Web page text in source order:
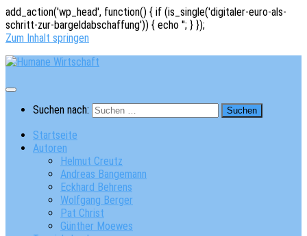
add_action('wp_head', function() { if (is_single('digitaler-euro-als-
schritt-zur-bargeldabschaffung')) { echo ''; } });
Zum Inhalt springen
Suchen nach:
Startseite
Autoren
Helmut Creutz
Andreas Bangemann
Eckhard Behrens
Wolfgang Berger
Pat Christ
Günther Moewes